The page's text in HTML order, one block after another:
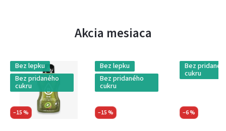
Akcia mesiaca
Bez lepku
Bez pridaného
cukru
–15 %
Bez lepku
Bez pridaného
cukru
–15 %
Bez
cukru
–6 %